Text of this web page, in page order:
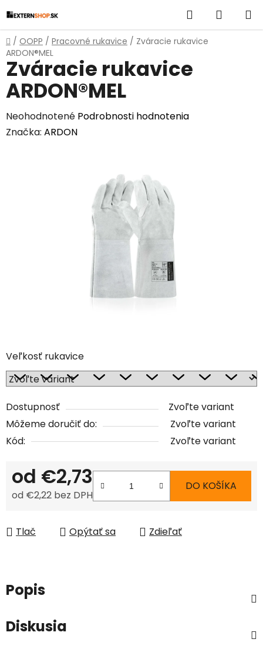
na
obsah
Hľadať
KOŠÍK
Domov
/ OOPP / Pracovné rukavice / Zváracie rukavice
ARDON®MEL
Veľkosť rukavice
Dostupnosť
Zvoľte variant
Môžeme doručiť do:
Zvoľte variant
Kód:
Zvoľte variant
od €2,73
od €2,22 bez DPH
DO KOŠÍKA
Tlač Opýtať sa Zdieľať
Zváracie rukavice
ARDON®MEL
Priemerné
hodnotenie
Neohodnotené Podrobnosti hodnotenia
Značka: ARDON
Popis
Diskusia